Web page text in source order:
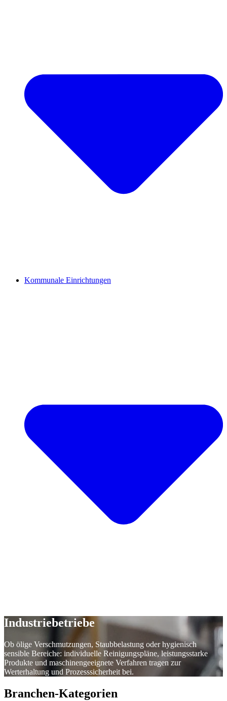
Kommunale Einrichtungen
Industriebetriebe
Ob ölige Verschmutzungen, Staubbelastung oder hygienisch
sensible Bereiche: individuelle Reinigungspläne, leistungsstarke
Produkte und maschinengeeignete Verfahren tragen zur
Werterhaltung und Prozesssicherheit bei.
Branchen-Kategorien